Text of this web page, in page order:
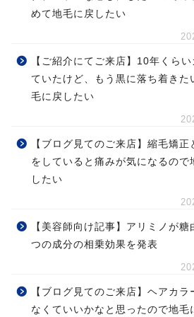
めて地毛に戻したい
【ご紹介にてご来店】10年くらい
ていたけど、もう黒に落ち着きた
毛に戻したい
【ブログ見てのご来店】縮毛矯正
をしていると痛みが気になるので
したい
【美容師向け記事】アリミノが糖
つの成分の相乗効果を発表
【ブログ見てのご来店】ヘアカラ
なくていいかなと思ったので地毛